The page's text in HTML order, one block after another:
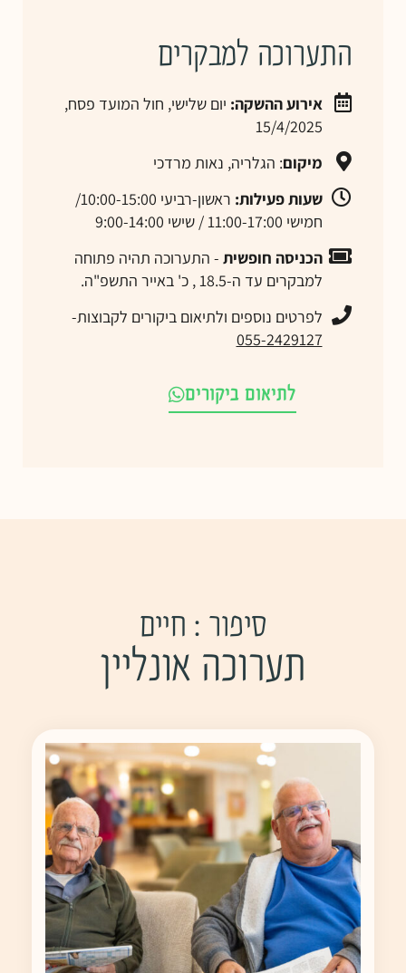
התערוכה למבקרים
אירוע ההשקה: יום שלישי, חול המועד פסח,
15/4/2025
מיקום: הגלריה, נאות מרדכי
שעות פעילות:
ראשון-רביעי 10:00-15:00/
חמישי 11:00-17:00 / שישי 9:00-14:00
הכניסה חופשית - התערוכה תהיה פתוחה
למבקרים עד ה-18.5 , כ' באייר התשפ"ה.
לפרטים נוספים ולתיאום ביקורים לקבוצות-
055-2429127
לתיאום ביקורים
סיפור : חיים
תערוכה אונליין